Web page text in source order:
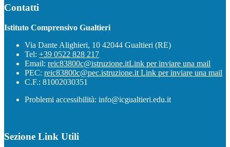
Contatti
Istituto Comprensivo Gualtieri
Via Dante Alighieri, 10 42044 Gualtieri (RE)
Tel: +39 0522 828 217
Email: reic83800c@istruzione.itLink per inviare una mail
PEC: reic83800c@pec.istruzione.it Link per inviare una mail
C.F.: 81002030351
Problemi accessibilità: info@icgualtieri.edu.it
Sezione Link Utili